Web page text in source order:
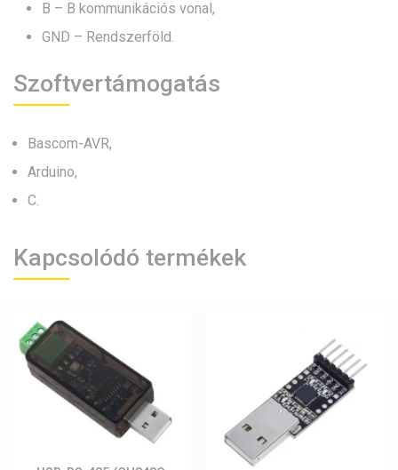
B – B kommunikációs vonal,
GND – Rendszerföld.
Szoftvertámogatás
Bascom-AVR,
Arduino,
C.
Kapcsolódó termékek